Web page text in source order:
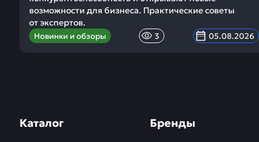
возможности для бизнеса. Практические советы
от экспертов.
Новинки и обзоры 3 05.08.2026
Каталог Бренды